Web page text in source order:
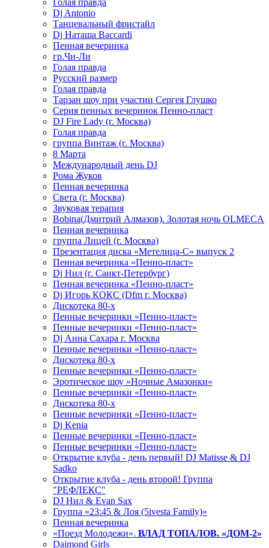
Голая правда
Dj Antonio
Танцевальный фристайл
Dj Наташа Baccardi
Пенная вечеринка
гр.Чи-Ли
Голая правда
Русский размер
Голая правда
Тарзан шоу при участии Сергея Глушко
Серия пенных вечеринок Пенно-пласт
DJ Fire Lady (г. Москва)
Голая правда
группа Винтаж (г. Москва)
8 Марта
Международный день DJ
Рома Жуков
Пенная вечеринка
Света (г. Москва)
Звуковая терапия
Bobina(Дмитрий Алмазов). Золотая ночь OLMECA
Пенная вечеринка
группа Лицей (г. Москва)
Презентация диска «Метелица-С» выпуск 2
Пенная вечеринка «Пенно-пласт»
Dj Нил (г. Санкт-Петербург)
Пенная вечеринка «Пенно-пласт»
Dj Игорь КОКС (Dfm г. Москва)
Дискотека 80-х
Пенные вечеринки «Пенно-пласт»
Пенные вечеринки «Пенно-пласт»
Dj Анна Сахара г. Москва
Пенные вечеринки «Пенно-пласт»
Дискотека 80-х
Пенные вечеринки «Пенно-пласт»
Эротическое шоу «Ночные Амазонки»
Пенные вечеринки «Пенно-пласт»
Дискотека 80-х
Пенные вечеринки «Пенно-пласт»
Dj Kenia
Пенные вечеринки «Пенно-пласт»
Пенные вечеринки «Пенно-пласт»
Открытие клуба - день первый! DJ Matisse & DJ
Sadko
Открытие клуба - день второй! Группа
"РЕФЛЕКС"
DJ Нил & Evan Sax
Группа «23:45 & Лоя (5ivesta Family)»
Пенная вечеринка
«Поезд Молодежи». ВЛАД ТОПАЛОВ. «ДОМ-2»
Daimond Girls